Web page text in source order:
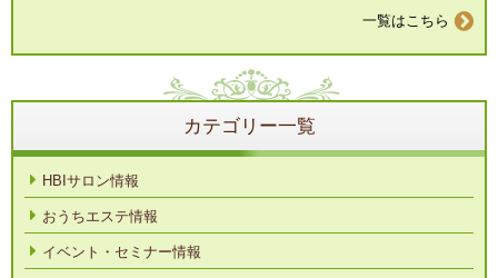
一覧はこちら
カテゴリー一覧
HBIサロン情報
おうちエステ情報
イベント・セミナー情報